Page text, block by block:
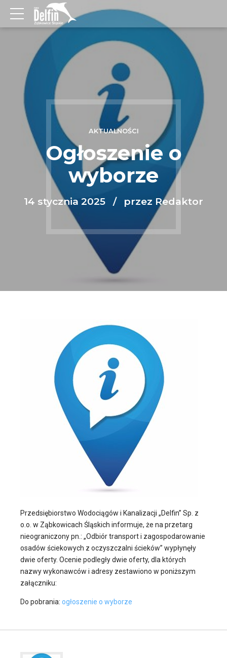
AKTUALNOŚCI
Ogłoszenie o
wyborze
14 stycznia 2025 przez Redaktor
Przedsiębiorstwo Wodociągów i Kanalizacji „Delfin” Sp. z
o.o. w Ząbkowicach Śląskich informuje, że na przetarg
nieograniczony pn.: „Odbiór transport i zagospodarowanie
osadów ściekowych z oczyszczalni ścieków” wypłynęły
dwie oferty. Ocenie podległy dwie oferty, dla których
nazwy wykonawców i adresy zestawiono w poniższym
załączniku:
Do pobrania: ogłoszenie o wyborze